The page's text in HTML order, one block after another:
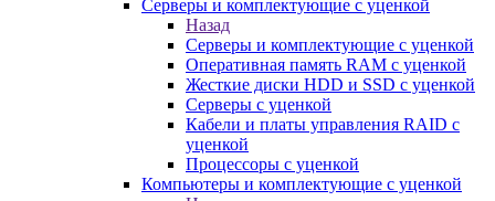
Серверы и комплектующие с уценкой
Назад
Серверы и комплектующие с уценкой
Оперативная память RAM с уценкой
Жесткие диски HDD и SSD с уценкой
Серверы с уценкой
Кабели и платы управления RAID с
уценкой
Процессоры с уценкой
Компьютеры и комплектующие с уценкой